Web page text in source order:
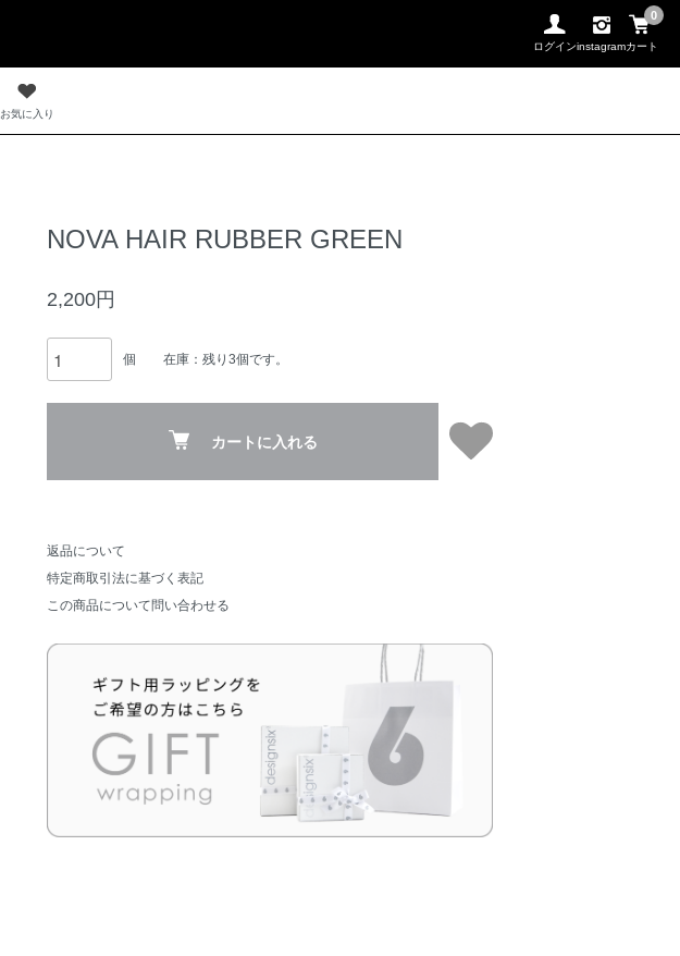
ログインinstagram
0
カート
お気に入り
NOVA HAIR RUBBER GREEN
2,200円
個 在庫：残り3個です。
カートに入れる
返品について
特定商取引法に基づく表記
この商品について問い合わせる